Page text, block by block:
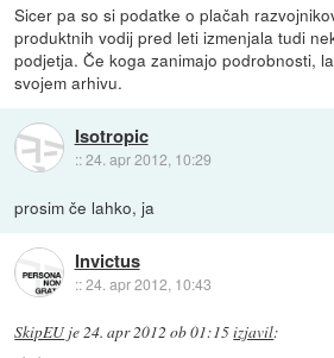
Sicer pa so si podatke o plačah
produktnih vodij pred leti izmenjala tudi
podjetja. Če koga zanimajo podrobnosti,
svojem arhivu.
Isotropic
::24. apr 2012, 10:29
prosim če lahko, ja
Invictus
::24. apr 2012, 10:43
SkipEU je24. apr 2012 ob 01:15izjavil: